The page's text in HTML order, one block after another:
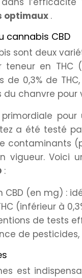
optimaux .
cannabis CBD
sont deux
en THC
de 0,3% de
du chanvre pour
pour
a été testé
contaminants
vigueur. Voici
:
(en mg) :
(inférieur à
de tests
de
est